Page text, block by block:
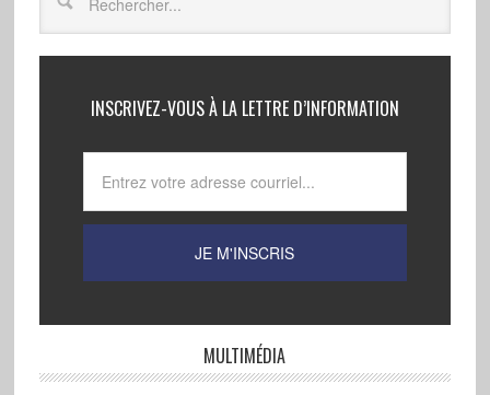
INSCRIVEZ-VOUS À LA LETTRE D’INFORMATION
MULTIMÉDIA